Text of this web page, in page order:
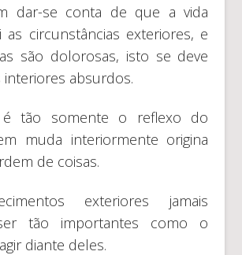
dar-se conta de que a vida
as circunstâncias exteriores, e
são dolorosas, isto se deve
interiores absurdos.
tão somente o reflexo do
muda interiormente origina
de coisas.
exteriores jamais
tão importantes como o
diante deles.